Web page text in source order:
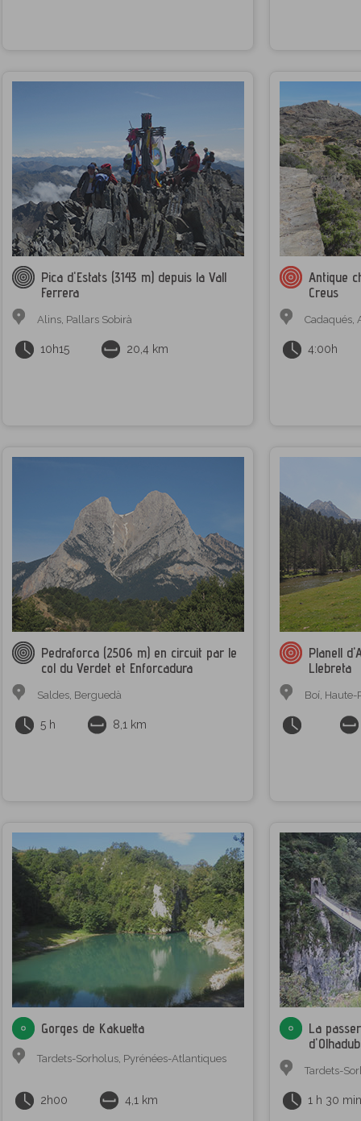
Pica d'Estats (3143 m) depuis la Vall
Ferrera
Alins, Pallars Sobirà
10h15 20,4 km
Antique
Creus
Cadaqués,
4:00h
Pedraforca (2506 m) en circuit par le
col du Verdet et Enforcadura
Saldes, Berguedà
5 h 8,1 km
Planell
Llebreta
Boí, Haute-
Gorges de Kakuetta
Tardets-Sorholus, Pyrénées-Atlantiques
2h00 4,1 km
La
Tardets-
1 h 30 min